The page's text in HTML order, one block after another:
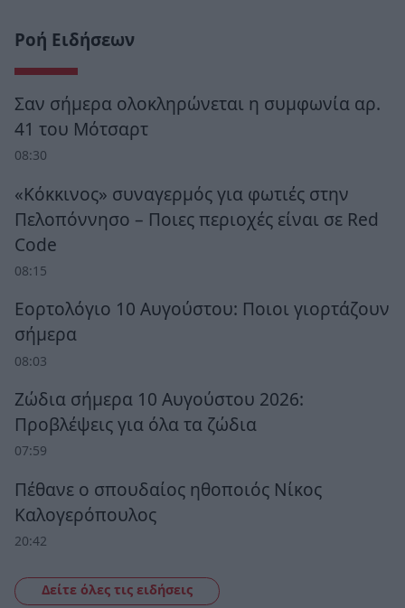
Ροή Ειδήσεων
Σαν σήμερα ολοκληρώνεται η συμφωνία αρ.
41 του Μότσαρτ
08:30
«Κόκκινος» συναγερμός για φωτιές στην
Πελοπόννησο – Ποιες περιοχές είναι σε Red
Code
08:15
Εορτολόγιο 10 Αυγούστου: Ποιοι γιορτάζουν
σήμερα
08:03
Ζώδια σήμερα 10 Αυγούστου 2026:
Προβλέψεις για όλα τα ζώδια
07:59
Πέθανε ο σπουδαίος ηθοποιός Νίκος
Καλογερόπουλος
20:42
Δείτε όλες τις ειδήσεις